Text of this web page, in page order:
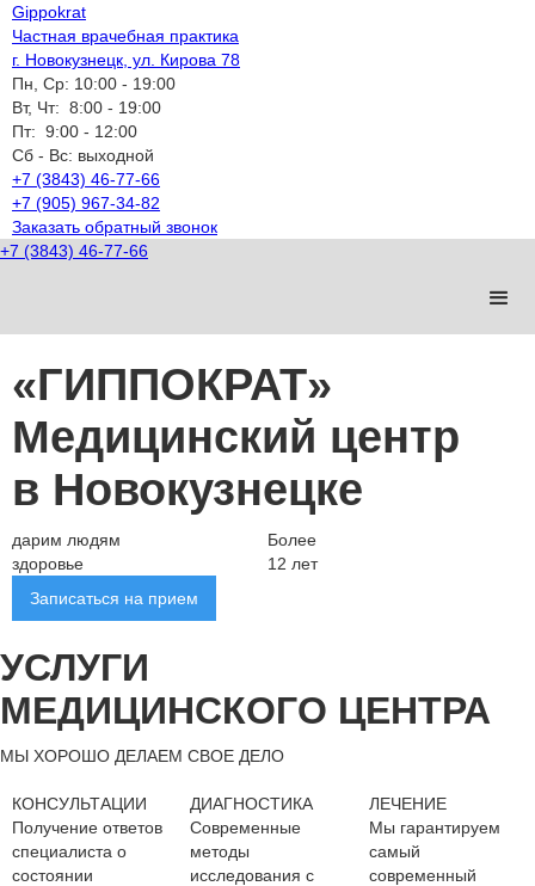
Gippokrat
Частная врачебная практика
г. Новокузнецк, ул. Кирова 78
Пн, Ср: 10:00 - 19:00
Вт, Чт: 8:00 - 19:00
Пт: 9:00 - 12:00
Cб - Вс: выходной
+7 (3843) 46-77-66
+7 (905) 967-34-82
Заказать обратный звонок
+7 (3843) 46-77-66
«ГИППОКРАТ»
Медицинский центр
в Новокузнецке
дарим людям
здоровье
Более
12 лет
Записаться на прием
УСЛУГИ
МЕДИЦИНСКОГО ЦЕНТРА
МЫ ХОРОШО ДЕЛАЕМ СВОЕ ДЕЛО
КОНСУЛЬТАЦИИ
Получение ответов
специалиста о
состоянии
ДИАГНОСТИКА
Современные
методы
исследования с
ЛЕЧЕНИЕ
Мы гарантируем
самый
современный